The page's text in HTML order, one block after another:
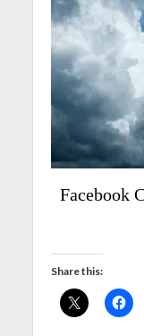
Facebook
Share this: